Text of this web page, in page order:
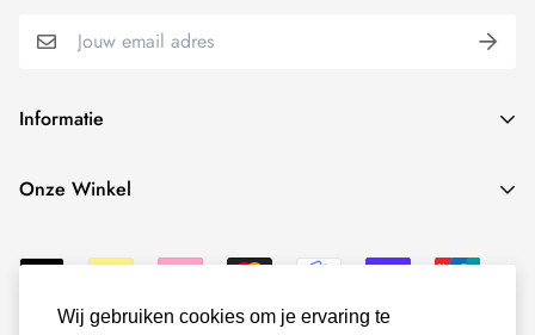
Wij gebruiken cookies om je ervaring te
Informatie
Over ons
Verzenden
Onze Winkel
Patersstraat 14
© Rimenzo Mode Accessoires - 2025 -